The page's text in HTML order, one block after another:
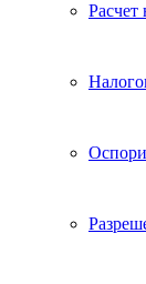
Расчет